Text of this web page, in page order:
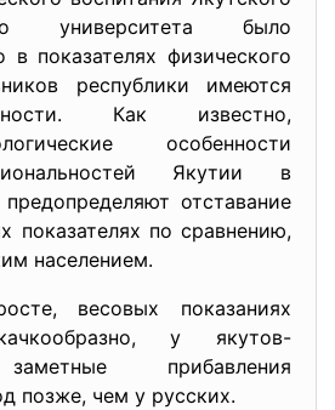
университета было
в показателях физического
республики имеются
Как известно,
особенности
Якутии в
отставание
показателях по сравнению,
населением.
весовых показаниях
у якутов-
прибавления
позже, чем у русских.